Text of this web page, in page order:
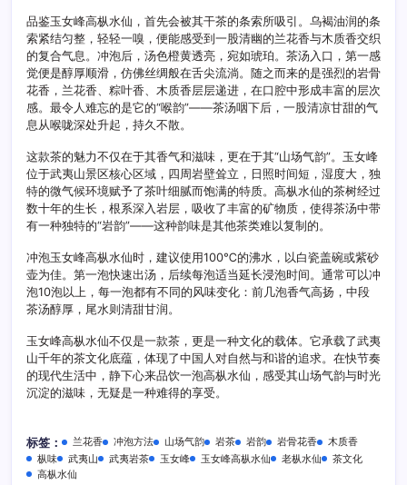
品鉴玉女峰高枞水仙，首先会被其干茶的条索所吸引。乌褐油润的条
索紧结匀整，轻轻一嗅，便能感受到一股清幽的兰花香与木质香交织
的复合气息。冲泡后，汤色橙黄透亮，宛如琥珀。茶汤入口，第一感
觉便是醇厚顺滑，仿佛丝绸般在舌尖流淌。随之而来的是强烈的岩骨
花香，兰花香、粽叶香、木质香层层递进，在口腔中形成丰富的层次
感。最令人难忘的是它的“喉韵”——茶汤咽下后，一股清凉甘甜的气
息从喉咙深处升起，持久不散。
这款茶的魅力不仅在于其香气和滋味，更在于其“山场气韵”。玉女峰
位于武夷山景区核心区域，四周岩壁耸立，日照时间短，湿度大，独
特的微气候环境赋予了茶叶细腻而饱满的特质。高枞水仙的茶树经过
数十年的生长，根系深入岩层，吸收了丰富的矿物质，使得茶汤中带
有一种独特的“岩韵”——这种韵味是其他茶类难以复制的。
冲泡玉女峰高枞水仙时，建议使用100℃的沸水，以白瓷盖碗或紫砂
壶为佳。第一泡快速出汤，后续每泡适当延长浸泡时间。通常可以冲
泡10泡以上，每一泡都有不同的风味变化：前几泡香气高扬，中段
茶汤醇厚，尾水则清甜甘润。
玉女峰高枞水仙不仅是一款茶，更是一种文化的载体。它承载了武夷
山千年的茶文化底蕴，体现了中国人对自然与和谐的追求。在快节奏
的现代生活中，静下心来品饮一泡高枞水仙，感受其山场气韵与时光
沉淀的滋味，无疑是一种难得的享受。
标签： 兰花香 冲泡方法 山场气韵 岩茶 岩韵 岩骨花香
木质香
枞味
武夷山 武夷岩茶 玉女峰 玉女峰高枞水仙 老枞水仙
茶文化
高枞水仙